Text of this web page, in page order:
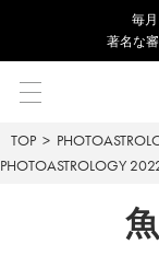
毎
著名な
TOP
PHOTOASTROLOGY